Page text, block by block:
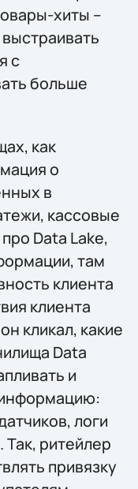
хиты –
с
больше
как
о
в
кассовые
Data Lake,
там
клиента
клиента
кликал, какие
Data
и
логи
ритейлер
привязку